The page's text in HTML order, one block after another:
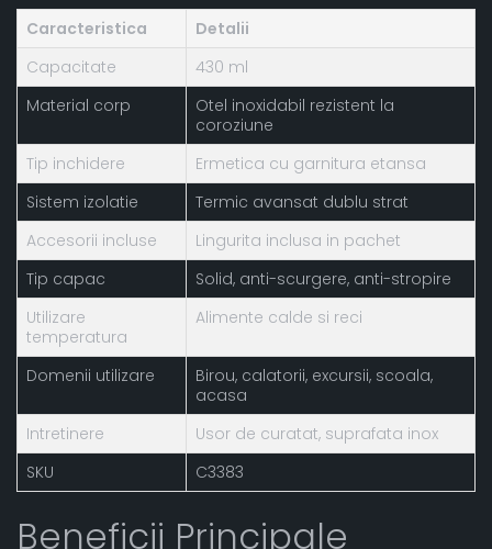
Caracteristica
Detalii
Capacitate
430 ml
Material corp
Otel inoxidabil rezistent la
coroziune
Tip inchidere
Ermetica cu garnitura etansa
Sistem izolatie
Termic avansat dublu strat
Accesorii incluse
Lingurita inclusa in pachet
Tip capac
Solid, anti-scurgere, anti-stropire
Utilizare
temperatura
Alimente calde si reci
Domenii utilizare
Birou, calatorii, excursii, scoala,
acasa
Intretinere
Usor de curatat, suprafata inox
SKU
C3383
Beneficii Principale